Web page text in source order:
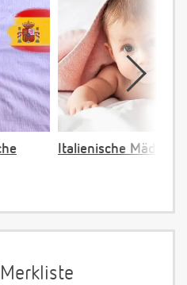
Italienische